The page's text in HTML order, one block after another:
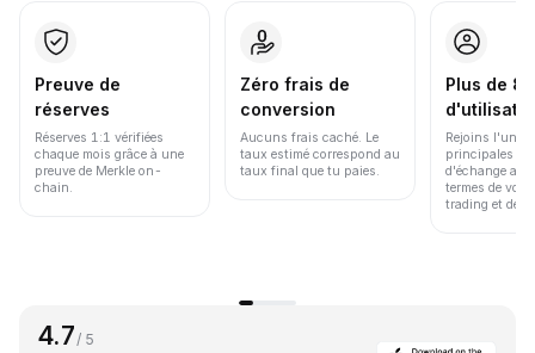
Preuve de
réserves
Réserves 1:1 vérifiées
chaque mois grâce à une
preuve de Merkle on-
chain.
Zéro frais de
conversion
Aucuns frais caché. Le
taux estimé correspond au
taux final que tu paies.
Plus de
Rejoins l'une
principales
d'échange au
termes de
trading et de
4.7 / 5